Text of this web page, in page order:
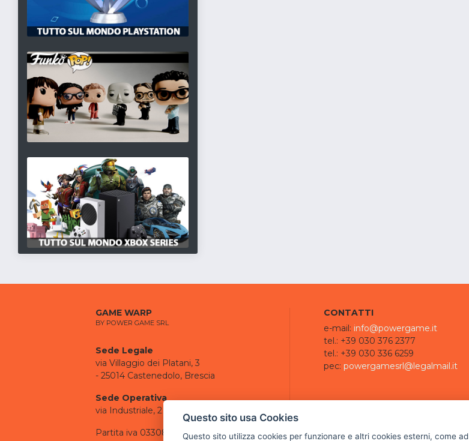
GAME WARP
BY POWER GAME SRL
Sede Legale
via Villaggio dei Platani, 3
- 25014 Castenedolo, Brescia
Sede Operativa
via Industriale, 2 - 25082 Botticino, BS
Partita iva 03308130982
CONTATTI
e-mail: info@powergame.it
tel.: +39 030 376 2377
tel.: +39 030 336 6259
pec: powergamesrl@legalmail.it
Questo sito usa Cookies
Questo sito utilizza cookies per funzionare e altri cookies esterni, come ad